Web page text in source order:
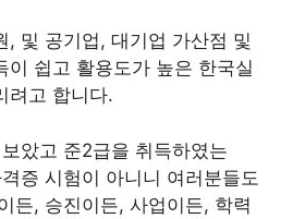
, 및 공기업, 대기업 가산점 및
이 쉽고 활용도가 높은 한국실
려고 합니다.
았고 준2급을 취득하였는
증 시험이 아니니 여러분들도
든, 승진이든, 사업이든, 학력